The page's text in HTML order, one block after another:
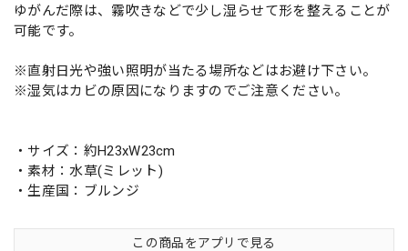
ゆがんだ際は、霧吹きなどで少し湿らせて形を整えることが
可能です。
※直射日光や強い照明が当たる場所などはお避け下さい。
※湿気はカビの原因になりますのでご注意ください。
・サイズ：約H23xW23cm
・素材：水草(ミレット)
・生産国：ブルンジ
この商品をアプリで見る